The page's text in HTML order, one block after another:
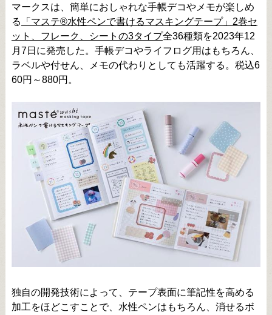
マークスは、簡単におしゃれな手帳デコやメモが楽しめ
る
「マステ®水性ペンで書けるマスキングテープ」2巻セ
ット、フレーク、シートの3タイプ全36種類を2023年12
月7日に発売した。手帳デコやライフログ用はもちろん、
ラベルや付せん、メモの代わりとしても活躍する。税込6
60円～880円。
独自の開発技術によって、テープ表面に筆記性を高める
加工をほどこすことで、水性ペンはもちろん、消せるボ